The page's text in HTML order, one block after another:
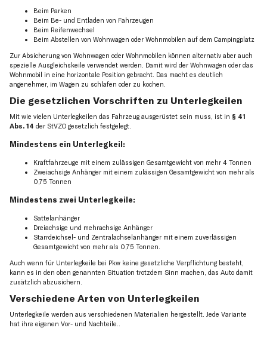
Beim Parken
Beim Be- und Entladen von Fahrzeugen
Beim Reifenwechsel
Beim Abstellen von Wohnwagen oder Wohnmobilen auf dem Campingplatz
Zur Absicherung von Wohnwagen oder Wohnmobilen können alternativ aber auch
spezielle Ausgleichskeile verwendet werden. Damit wird der Wohnwagen oder das
Wohnmobil in eine horizontale Position gebracht. Das macht es deutlich
angenehmer, im Wagen zu schlafen oder zu kochen.
Die gesetzlichen Vorschriften zu Unterlegkeilen
Mit wie vielen Unterlegkeilen das Fahrzeug ausgerüstet sein muss, ist in § 41
Abs. 14 der StVZO gesetzlich festgelegt.
Mindestens ein Unterlegkeil:
Kraftfahrzeuge mit einem zulässigen Gesamtgewicht von mehr 4 Tonnen
Zweiachsige Anhänger mit einem zulässigen Gesamtgewicht von mehr als
0,75 Tonnen
Mindestens zwei Unterlegkeile:
Sattelanhänger
Dreiachsige und mehrachsige Anhänger
Starrdeichsel- und Zentralachselanhänger mit einem zuverlässigen
Gesamtgewicht von mehr als 0,75 Tonnen.
Auch wenn für Unterlegkeile bei Pkw keine gesetzliche Verpflichtung besteht,
kann es in den oben genannten Situation trotzdem Sinn machen, das Auto damit
zusätzlich abzusichern.
Verschiedene Arten von Unterlegkeilen
Unterlegkeile werden aus verschiedenen Materialien hergestellt. Jede Variante
hat ihre eigenen Vor- und Nachteile..